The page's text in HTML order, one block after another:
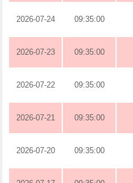
2026-07-24 09:35:00
2026-07-23 09:35:00
2026-07-22 09:35:00
2026-07-21 09:35:00
2026-07-20 09:35:00